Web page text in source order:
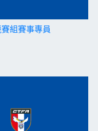
組賽事專員